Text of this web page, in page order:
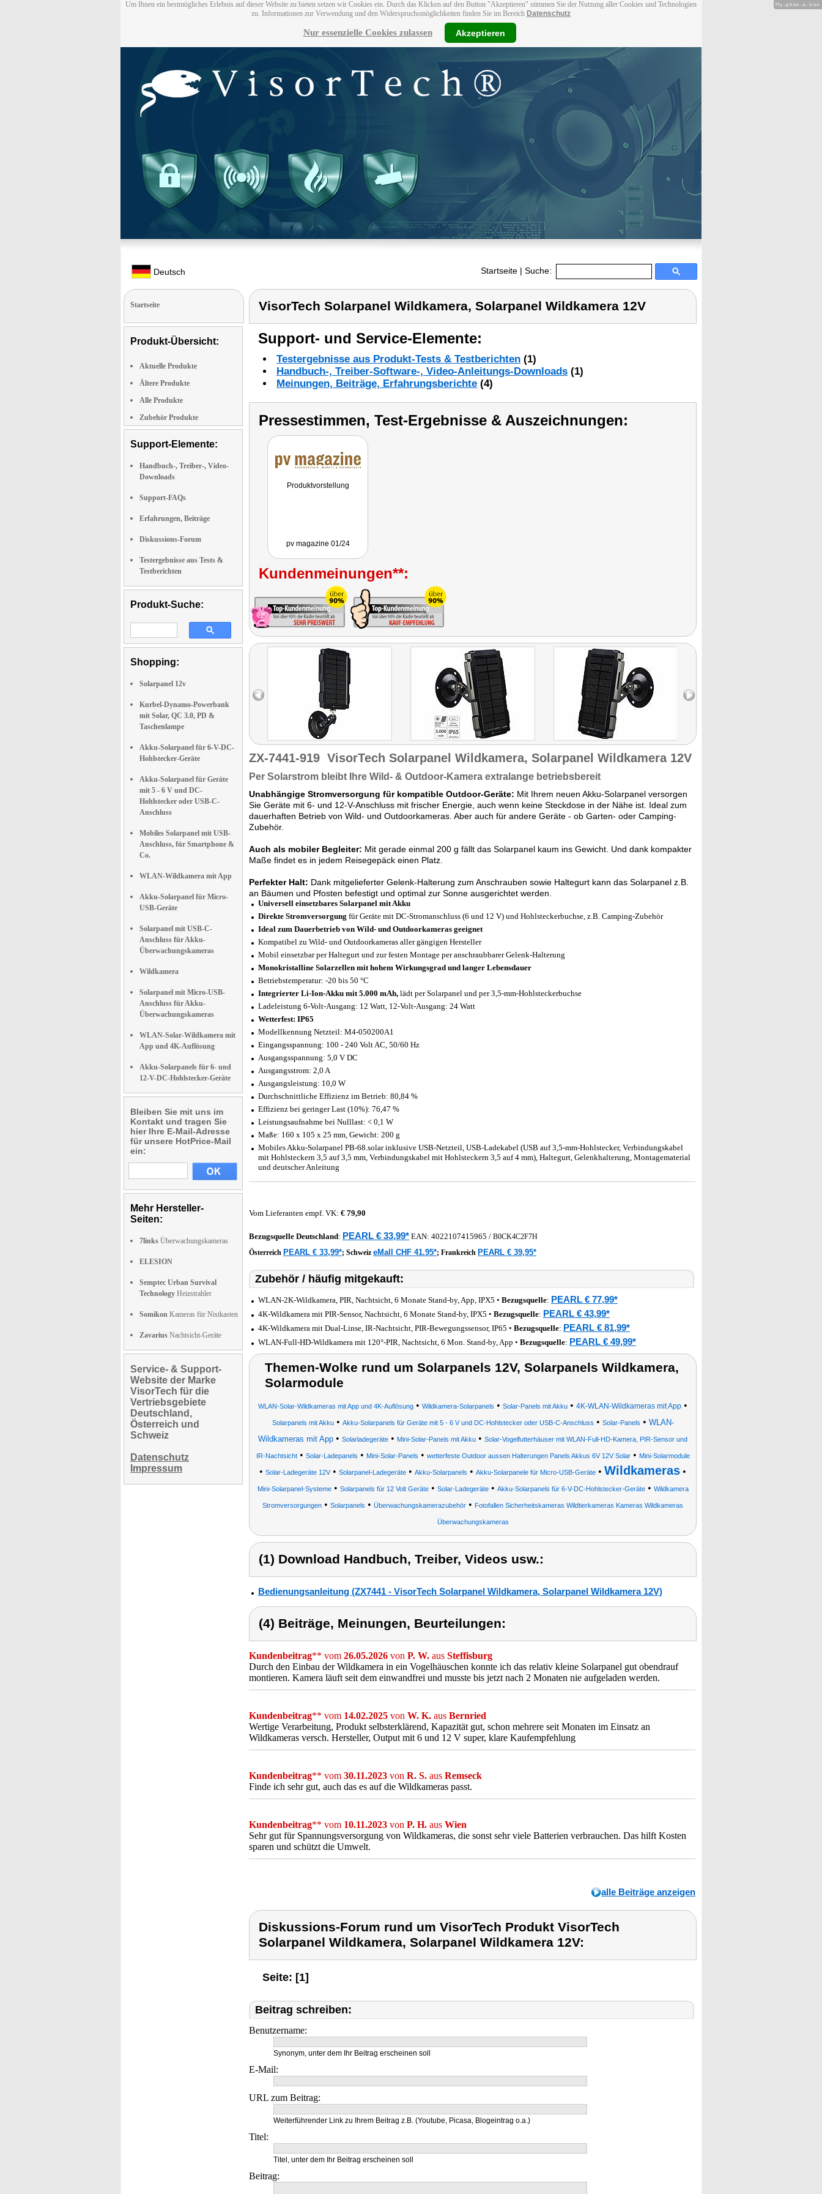
Um Ihnen ein bestmögliches Erlebnis auf dieser Website zu bieten setzen wir Cookies ein. Durch das Klicken auf den Button "Akzeptieren" stimmen Sie der Nutzung aller Cookies und Technologien
zu. Informationen zur Verwendung und den Widerspruchsmöglichkeiten finden Sie im Bereich Datenschutz
Nur essenzielle Cookies zulassen Akzeptieren
Deutsch Startseite | Suche:
Startseite
Produkt-Übersicht:
Aktuelle Produkte
Ältere Produkte
Alle Produkte
Zubehör Produkte
Support-Elemente:
Handbuch-, Treiber-, Video-
Downloads
Support-FAQs
Erfahrungen, Beiträge
Diskussions-Forum
Testergebnisse aus Tests &
Testberichten
Produkt-Suche:
Shopping:
Solarpanel 12v
Kurbel-Dynamo-Powerbank
mit Solar, QC 3.0, PD &
Taschenlampe
Akku-Solarpanel für 6-V-DC-
Hohlstecker-Geräte
Akku-Solarpanel für Geräte
mit 5 - 6 V und DC-
Hohlstecker oder USB-C-
Anschluss
Mobiles Solarpanel mit USB-
Anschluss, für Smartphone &
Co.
WLAN-Wildkamera mit App
Akku-Solarpanel für Micro-
USB-Geräte
Solarpanel mit USB-C-
Anschluss für Akku-
Überwachungskameras
Wildkamera
Solarpanel mit Micro-USB-
Anschluss für Akku-
Überwachungskameras
WLAN-Solar-Wildkamera mit
App und 4K-Auflösung
Akku-Solarpanels für 6- und
12-V-DC-Hohlstecker-Geräte
Bleiben Sie mit uns im
Kontakt und tragen Sie
hier Ihre E-Mail-Adresse
für unsere HotPrice-Mail
ein:
Mehr Hersteller-
Seiten:
7links Überwachungskameras
ELESION
Semptec Urban Survival
Technology Heizstrahler
Somikon Kameras für Nistkasten
Zavarius Nachtsicht-Geräte
Service- & Support-
Website der Marke
VisorTech für die
Vertriebsgebiete
Deutschland,
Österreich und
Schweiz
Datenschutz
Impressum
VisorTech Solarpanel Wildkamera, Solarpanel Wildkamera 12V
Support- und Service-Elemente:
Testergebnisse aus Produkt-Tests & Testberichten (1)
Handbuch-, Treiber-Software-, Video-Anleitungs-Downloads (1)
Meinungen, Beiträge, Erfahrungsberichte (4)
Pressestimmen, Test-Ergebnisse & Auszeichnungen:
Produktvorstellung
pv magazine 01/24
Kundenmeinungen**:
ZX-7441-919 VisorTech Solarpanel Wildkamera, Solarpanel Wildkamera 12V
Per Solarstrom bleibt Ihre Wild- & Outdoor-Kamera extralange betriebsbereit
Unabhängige Stromversorgung für kompatible Outdoor-Geräte: Mit Ihrem neuen Akku-Solarpanel versorgen
Sie Geräte mit 6- und 12-V-Anschluss mit frischer Energie, auch wenn keine Steckdose in der Nähe ist. Ideal zum
dauerhaften Betrieb von Wild- und Outdoorkameras. Aber auch für andere Geräte - ob Garten- oder Camping-
Zubehör.
Auch als mobiler Begleiter: Mit gerade einmal 200 g fällt das Solarpanel kaum ins Gewicht. Und dank kompakter
Maße findet es in jedem Reisegepäck einen Platz.
Perfekter Halt: Dank mitgelieferter Gelenk-Halterung zum Anschrauben sowie Haltegurt kann das Solarpanel z.B.
an Bäumen und Pfosten befestigt und optimal zur Sonne ausgerichtet werden.
Universell einsetzbares Solarpanel mit Akku
Direkte Stromversorgung für Geräte mit DC-Stromanschluss (6 und 12 V) und Hohlsteckerbuchse, z.B. Camping-Zubehör
Ideal zum Dauerbetrieb von Wild- und Outdoorkameras geeignet
Kompatibel zu Wild- und Outdoorkameras aller gängigen Hersteller
Mobil einsetzbar per Haltegurt und zur festen Montage per anschraubbarer Gelenk-Halterung
Monokristalline Solarzellen mit hohem Wirkungsgrad und langer Lebensdauer
Betriebstemperatur: -20 bis 50 °C
Integrierter Li-Ion-Akku mit 5.000 mAh, lädt per Solarpanel und per 3,5-mm-Hohlsteckerbuchse
Ladeleistung 6-Volt-Ausgang: 12 Watt, 12-Volt-Ausgang: 24 Watt
Wetterfest: IP65
Modellkennung Netzteil: M4-050200A1
Eingangsspannung: 100 - 240 Volt AC, 50/60 Hz
Ausgangsspannung: 5,0 V DC
Ausgangsstrom: 2,0 A
Ausgangsleistung: 10,0 W
Durchschnittliche Effizienz im Betrieb: 80,84 %
Effizienz bei geringer Last (10%): 76,47 %
Leistungsaufnahme bei Nulllast: < 0,1 W
Maße: 160 x 105 x 25 mm, Gewicht: 200 g
Mobiles Akku-Solarpanel PB-68.solar inklusive USB-Netzteil, USB-Ladekabel (USB auf 3,5-mm-Hohlstecker, Verbindungskabel
mit Hohlsteckern 3,5 auf 3,5 mm, Verbindungskabel mit Hohlsteckern 3,5 auf 4 mm), Haltegurt, Gelenkhalterung, Montagematerial
und deutscher Anleitung
Vom Lieferanten empf. VK: € 79,90
Bezugsquelle Deutschland: PEARL € 33,99* EAN: 4022107415965 / B0CK4C2F7H
Österreich PEARL € 33,99*; Schweiz eMall CHF 41.95*; Frankreich PEARL € 39,95*
Zubehör / häufig mitgekauft:
WLAN-2K-Wildkamera, PIR, Nachtsicht, 6 Monate Stand-by, App, IPX5 • Bezugsquelle: PEARL € 77,99*
4K-Wildkamera mit PIR-Sensor, Nachtsicht, 6 Monate Stand-by, IPX5 • Bezugsquelle: PEARL € 43,99*
4K-Wildkamera mit Dual-Linse, IR-Nachtsicht, PIR-Bewegungssensor, IP65 • Bezugsquelle: PEARL € 81,99*
WLAN-Full-HD-Wildkamera mit 120°-PIR, Nachtsicht, 6 Mon. Stand-by, App • Bezugsquelle: PEARL € 49,99*
Themen-Wolke rund um Solarpanels 12V, Solarpanels Wildkamera,
Solarmodule
WLAN-Solar-Wildkameras mit App und 4K-Auflösung • Wildkamera-Solarpanels • Solar-Panels mit Akku • 4K-WLAN-Wildkameras mit App •
Solarpanels mit Akku• Akku-Solarpanels für Geräte mit 5 - 6 V und DC-Hohlstecker oder USB-C-Anschluss • Solar-Panels • WLAN-
Wildkameras mit App • Solarladegeräte • Mini-Solar-Panels mit Akku • Solar-Vogelfutterhäuser mit WLAN-Full-HD-Kamera, PIR-Sensor und
IR-Nachtsicht• Solar-Ladepanels • Mini-Solar-Panels • wetterfeste Outdoor aussen Halterungen Panels Akkus 6V 12V Solar• Mini-Solarmodule
• Solar-Ladegeräte 12V• Solarpanel-Ladegeräte • Akku-Solarpanels • Akku-Solarpanele für Micro-USB-Geräte • Wildkameras •
Mini-Solarpanel-Systeme• Solarpanels für 12 Volt Geräte• Solar-Ladegeräte• Akku-Solarpanels für 6-V-DC-Hohlstecker-Geräte• Wildkamera
Stromversorgungen • Solarpanels • Überwachungskamerazubehör • Fotofallen Sicherheitskameras Wildtierkameras Kameras Wildkameras
Überwachungskameras
(1) Download Handbuch, Treiber, Videos usw.:
Bedienungsanleitung (ZX7441 - VisorTech Solarpanel Wildkamera, Solarpanel Wildkamera 12V)
(4) Beiträge, Meinungen, Beurteilungen:
Kundenbeitrag** vom 26.05.2026 von P. W. aus Steffisburg
Durch den Einbau der Wildkamera in ein Vogelhäuschen konnte ich das relativ kleine Solarpanel gut obendrauf
montieren. Kamera läuft seit dem einwandfrei und musste bis jetzt nach 2 Monaten nie aufgeladen werden.
Kundenbeitrag** vom 14.02.2025 von W. K. aus Bernried
Wertige Verarbeitung, Produkt selbsterklärend, Kapazität gut, schon mehrere seit Monaten im Einsatz an
Wildkameras versch. Hersteller, Output mit 6 und 12 V super, klare Kaufempfehlung
Kundenbeitrag** vom 30.11.2023 von R. S. aus Remseck
Finde ich sehr gut, auch das es auf die Wildkameras passt.
Kundenbeitrag** vom 10.11.2023 von P. H. aus Wien
Sehr gut für Spannungsversorgung von Wildkameras, die sonst sehr viele Batterien verbrauchen. Das hilft Kosten
sparen und schützt die Umwelt.
alle Beiträge anzeigen
Diskussions-Forum rund um VisorTech Produkt VisorTech
Solarpanel Wildkamera, Solarpanel Wildkamera 12V:
Seite: [1]
Beitrag schreiben:
Benutzername:
Synonym, unter dem Ihr Beitrag erscheinen soll
E-Mail:
URL zum Beitrag:
Weiterführender Link zu Ihrem Beitrag z.B. (Youtube, Picasa, Blogeintrag o.a.)
Titel:
Titel, unter dem Ihr Beitrag erscheinen soll
Beitrag:
Hy-phen-a-tion